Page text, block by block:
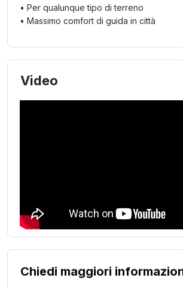
• Per qualunque tipo di terreno
• Massimo comfort di guida in città
Video
Chiedi maggiori